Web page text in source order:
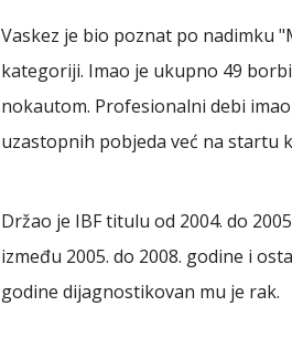
Vaskez je bio poznat po nadimku
kategoriji. Imao je ukupno 49
nokautom. Profesionalni debi
uzastopnih pobjeda već na startu
Držao je IBF titulu od 2004. do
između 2005. do 2008. godine i
godine dijagnostikovan mu je rak.